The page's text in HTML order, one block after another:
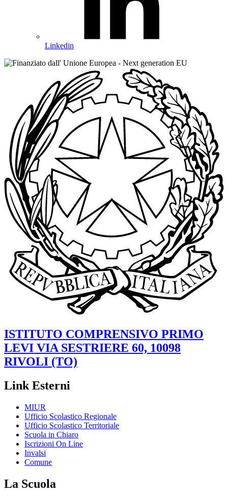
Linkedin
ISTITUTO COMPRENSIVO PRIMO
LEVI VIA SESTRIERE 60, 10098
RIVOLI (TO)
Link Esterni
MIUR
Ufficio Scolastico Regionale
Ufficio Scolastico Territoriale
Scuola in Chiaro
Iscrizioni On Line
Invalsi
Comune
La Scuola